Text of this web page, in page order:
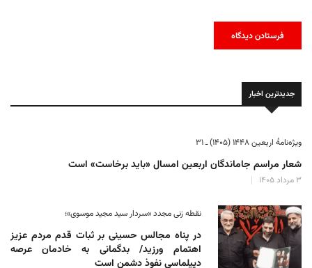
جدیدترین اخبار
ویژه‌نامهٔ اربعین ۱۴۴۸ (۱۴۰۵) ـ ۳۱
شعار مراسم جاماندگان اربعین امسال «باید برخاست» است
۳ مرداد ۱۴۰۵
نقطه زنی مجدد «سردار سید مجید موسوی»؛
در پناه مجالس حسینی بر ثبات‌ قدم مردم عزیز
اهتمام ورزید/ بدگمانی به خادمان عرصه
دیپلماسی نفوذ دشمن است